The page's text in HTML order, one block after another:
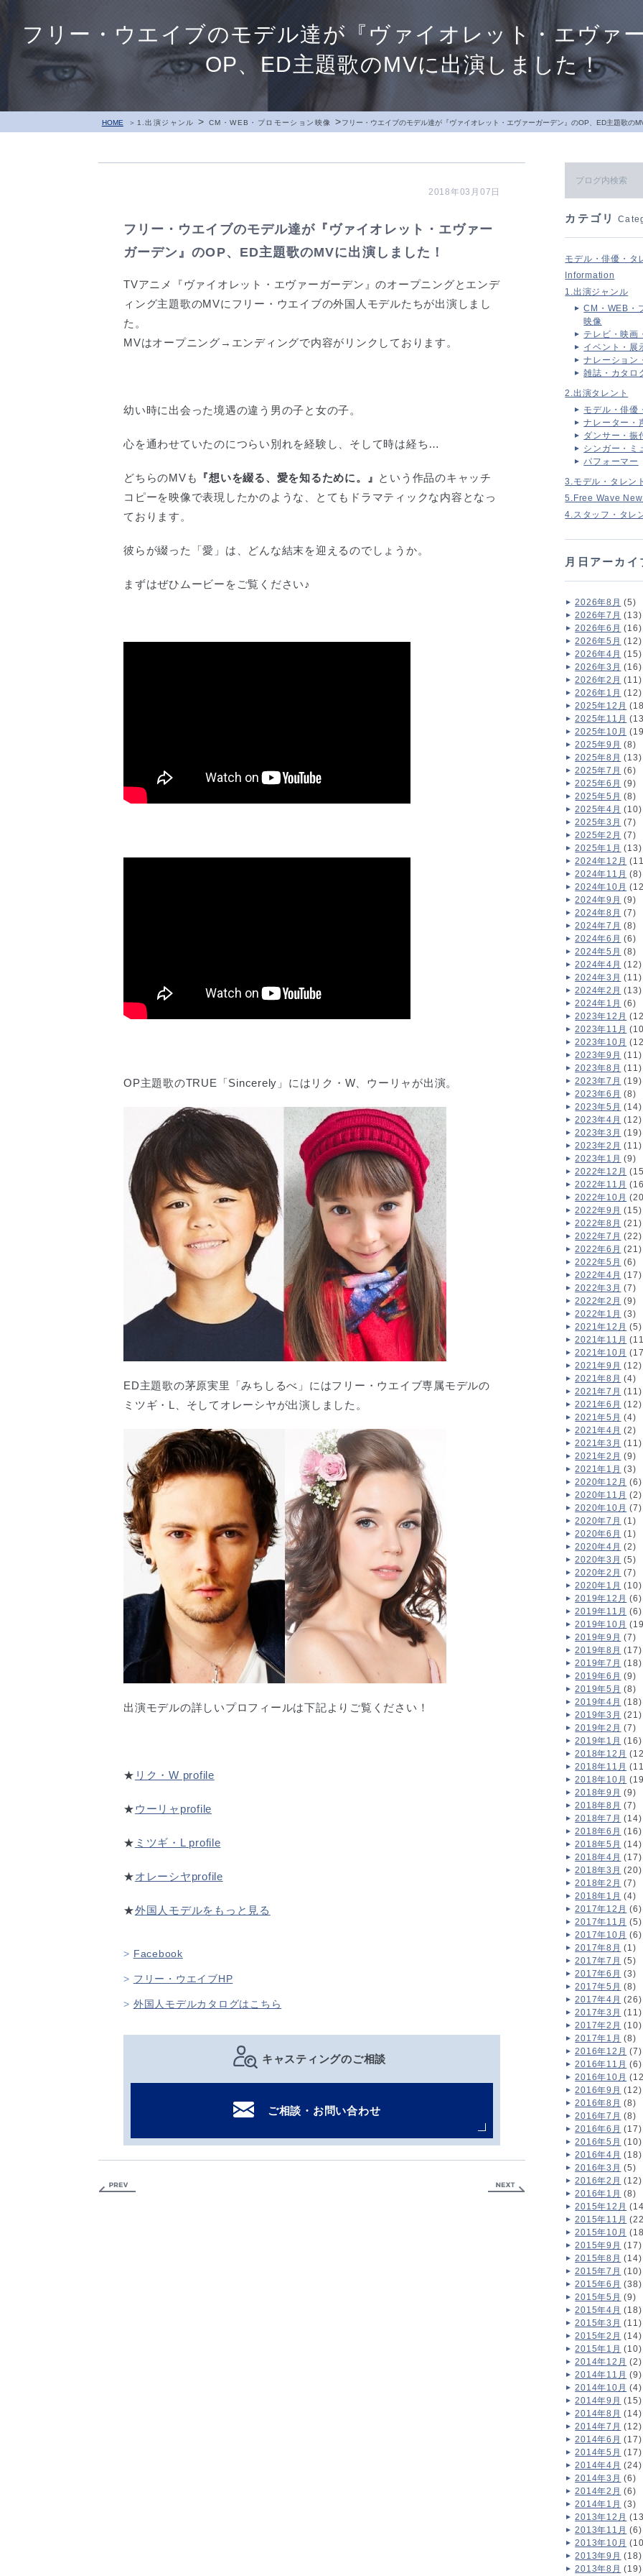
フリー・ウエイブのモデル達が『ヴァイオレット・エヴァ
OP、ED主題歌のMVに出演しました！
HOME 1.出演ジャンル > CM・WEB・プロモーション映像 >フリー・ウエイブのモデル達が『ヴァイオレット・エヴァーガーデン』のOP、ED主題歌の
2018年03月07日
フリー・ウエイブのモデル達が『ヴァイオレット・エヴァー
ガーデン』のOP、ED主題歌のMVに出演しました！
TVアニメ『ヴァイオレット・エヴァーガーデン』のオープニングとエンデ
ィング主題歌のMVにフリー・ウエイブの外国人モデルたちが出演しまし
た。
MVはオープニング→エンディングで内容がリンクしております。
幼い時に出会った境遇の違う男の子と女の子。
心を通わせていたのにつらい別れを経験し、そして時は経ち…
どちらのMVも 『想いを綴る、愛を知るために。』 という作品のキャッチ
コピーを映像で表現したかのような、とてもドラマティックな内容となっ
ております。
彼らが綴った「愛」は、どんな結末を迎えるのでしょうか。
まずはぜひムービーをご覧ください♪
OP主題歌のTRUE「Sincerely」にはリク・W、ウーリャが出演。
ED主題歌の茅原実里「みちしるべ」にはフリー・ウエイブ専属モデルの
ミツギ・L、そしてオレーシヤが出演しました。
出演モデルの詳しいプロフィールは下記よりご覧ください！
★ リク・W profile
★ウーリャprofile
★ ミツギ・L profile
★オレーシヤprofile
★外国人モデルをもっと見る
Facebook
フリー・ウエイブHP
外国人モデルカタログはこちら
キャスティングのご相談
ご相談・お問い合わせ
カテゴリ
モデル・俳優・タ
Information
1.出演ジャンル
CM・WEB・
映像
テレビ・映画
イベント・展
ナレーション
雑誌・カタロ
2.出演タレント
モデル・俳優
ナレーター・
ダンサー・振
シンガー・ミ
パフォーマー
3.モデル・タレン
5.Free Wave
4.スタッフ・タレ
月日アーカイ
2026年8月 (5)
2026年7月 (13)
2026年6月 (16)
2026年5月 (12)
2026年4月 (15)
2026年3月 (16)
2026年2月 (11)
2026年1月 (12)
2025年12月
2025年11月
2025年10月
2025年9月 (8)
2025年8月 (13)
2025年7月 (6)
2025年6月 (9)
2025年5月 (8)
2025年4月 (10)
2025年3月 (7)
2025年2月 (7)
2025年1月 (13)
2024年12月
2024年11月 (8)
2024年10月
2024年9月 (9)
2024年8月 (7)
2024年7月 (8)
2024年6月 (6)
2024年5月 (8)
2024年4月 (12)
2024年3月 (11)
2024年2月 (13)
2024年1月 (6)
2023年12月
2023年11月
2023年10月
2023年9月 (11)
2023年8月 (11)
2023年7月 (19)
2023年6月 (8)
2023年5月 (14)
2023年4月 (12)
2023年3月 (19)
2023年2月 (11)
2023年1月 (9)
2022年12月
2022年11月
2022年10月
2022年9月 (15)
2022年8月 (21)
2022年7月 (22)
2022年6月 (21)
2022年5月 (6)
2022年4月 (17)
2022年3月 (7)
2022年2月 (9)
2022年1月 (3)
2021年12月 (5)
2021年11月
2021年10月
2021年9月 (12)
2021年8月 (4)
2021年7月 (11)
2021年6月 (12)
2021年5月 (4)
2021年4月 (2)
2021年3月 (11)
2021年2月 (9)
2021年1月 (3)
2020年12月 (6)
2020年11月 (2)
2020年10月 (7)
2020年7月 (1)
2020年6月 (1)
2020年4月 (2)
2020年3月 (5)
2020年2月 (7)
2020年1月 (10)
2019年12月 (6)
2019年11月 (6)
2019年10月
2019年9月 (7)
2019年8月 (17)
2019年7月 (18)
2019年6月 (9)
2019年5月 (8)
2019年4月 (18)
2019年3月 (21)
2019年2月 (7)
2019年1月 (16)
2018年12月
2018年11月
2018年10月
2018年9月 (9)
2018年8月 (7)
2018年7月 (14)
2018年6月 (16)
2018年5月 (14)
2018年4月 (17)
2018年3月 (20)
2018年2月 (7)
2018年1月 (4)
2017年12月 (6)
2017年11月 (5)
2017年10月 (6)
2017年8月 (1)
2017年7月 (5)
2017年6月 (3)
2017年5月 (8)
2017年4月 (26)
2017年3月 (11)
2017年2月 (10)
2017年1月 (8)
2016年12月 (7)
2016年11月 (6)
2016年10月
2016年9月 (12)
2016年8月 (8)
2016年7月 (8)
2016年6月 (17)
2016年5月 (10)
2016年4月 (18)
2016年3月 (5)
2016年2月 (12)
2016年1月 (8)
2015年12月
2015年11月
2015年10月
2015年9月 (17)
2015年8月 (14)
2015年7月 (10)
2015年6月 (38)
2015年5月 (9)
2015年4月 (18)
2015年3月 (11)
2015年2月 (14)
2015年1月 (10)
2014年12月 (2)
2014年11月 (9)
2014年10月 (4)
2014年9月 (15)
2014年8月 (14)
2014年7月 (12)
2014年6月 (17)
2014年5月 (17)
2014年4月 (24)
2014年3月 (6)
2014年2月 (6)
2014年1月 (3)
2013年12月
2013年11月 (6)
2013年10月
2013年9月 (18)
2013年8月 (19)